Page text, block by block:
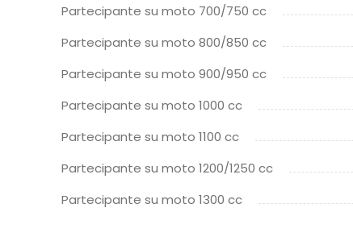
Partecipante su moto 700/750 cc
Partecipante su moto 800/850 cc
Partecipante su moto 900/950 cc
Partecipante su moto 1000 cc
Partecipante su moto 1100 cc
Partecipante su moto 1200/1250 cc
Partecipante su moto 1300 cc